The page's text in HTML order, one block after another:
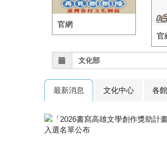
官網
官
文化部
最新消息 文化中心 各